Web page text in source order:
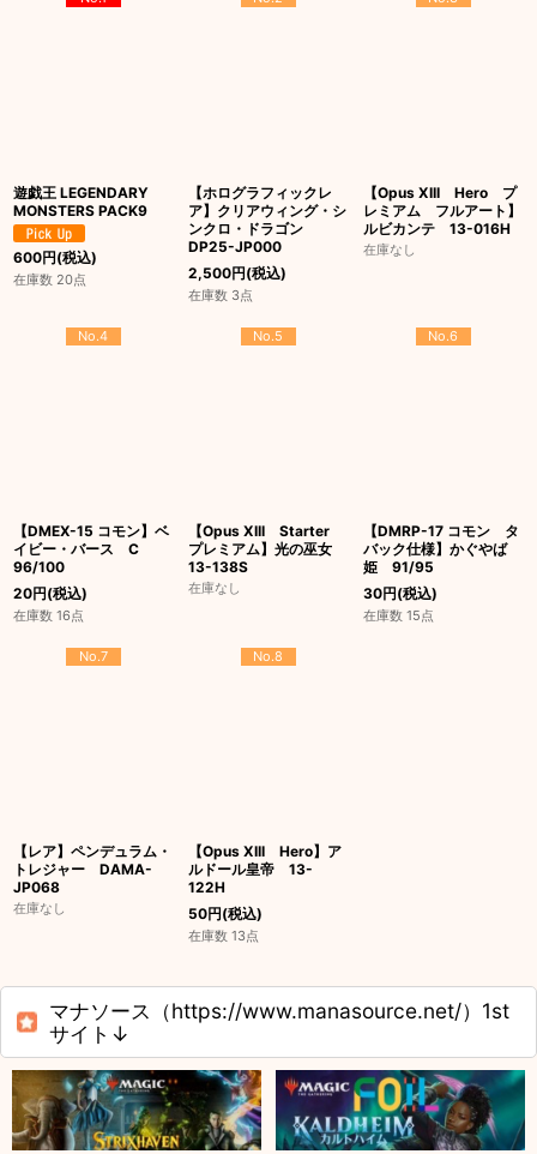
遊戯王 LEGENDARY
MONSTERS PACK9
600円(税込)
在庫数 20点
【ホログラフィックレ
ア】クリアウィング・シ
ンクロ・ドラゴン
DP25-JP000
2,500円(税込)
在庫数 3点
【Opus XIII Hero プ
レミアム フルアート】
ルビカンテ 13-016H
在庫なし
No.4
【DMEX-15 コモン】ベ
イビー・バース C
96/100
20円(税込)
在庫数 16点
No.5
【Opus XIII Starter
プレミアム】光の巫女
13-138S
在庫なし
No.6
【DMRP-17 コモン タ
バック仕様】かぐやば
姫 91/95
30円(税込)
在庫数 15点
No.7
【レア】ペンデュラム・
トレジャー DAMA-
JP068
在庫なし
No.8
【Opus XIII Hero】ア
ルドール皇帝 13-
122H
50円(税込)
在庫数 13点
マナソース（https://www.manasource.net/）1st
サイト↓